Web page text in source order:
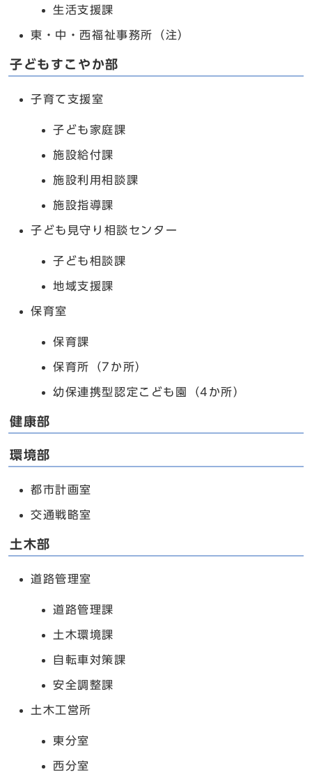
生活支援課
東・中・西福祉事務所（注）
子どもすこやか部
子育て支援室
子ども家庭課
施設給付課
施設利用相談課
施設指導課
子ども見守り相談センター
子ども相談課
地域支援課
保育室
保育課
保育所（7か所）
幼保連携型認定こども園（4か所）
健康部
環境部
都市計画室
交通戦略室
土木部
道路管理室
道路管理課
土木環境課
自転車対策課
安全調整課
土木工営所
東分室
西分室